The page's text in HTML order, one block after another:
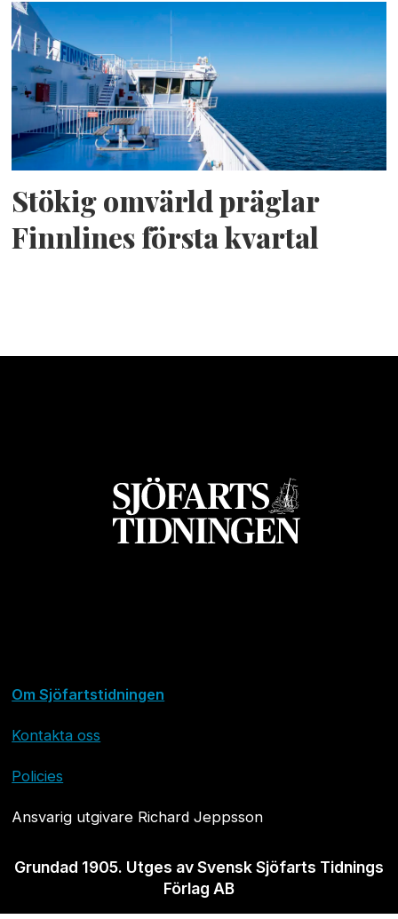
Stökig omvärld präglar
Finnlines första kvartal
Om Sjöfartstidningen
Kontakta oss
Policies
Ansvarig utgivare Richard Jeppsson
Grundad 1905. Utges av Svensk Sjöfarts Tidnings
Förlag AB